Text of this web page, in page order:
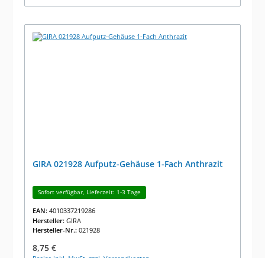
GIRA 021928 Aufputz-Gehäuse 1-Fach Anthrazit
Sofort verfügbar, Lieferzeit: 1-3 Tage
EAN: 4010337219286
Hersteller: GIRA
Hersteller-Nr.: 021928
Regulärer Preis:
8,75 €